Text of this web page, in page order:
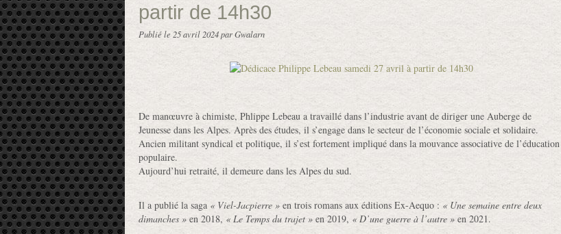
partir de 14h30
Publié le 25 avril 2024par Gwalarn
De manœuvre à chimiste, Phlippe Lebeau a travaillé dans l’industrie avant de diriger une Auberge de
Jeunesse dans les Alpes. Après des études, il s’engage dans le secteur de l’économie sociale et solidaire.
Ancien militant syndical et politique, il s’est fortement impliqué dans la mouvance associative de l’éducation
populaire.
Aujourd’hui retraité, il demeure dans les Alpes du sud.
Il a publié la saga « Viel-Jacpierre » en trois romans aux éditions Ex-Aequo : « Une semaine entre deux
dimanches » en 2018, « Le Temps du trajet » en 2019, « D’une guerre à l’autre » en 2021.